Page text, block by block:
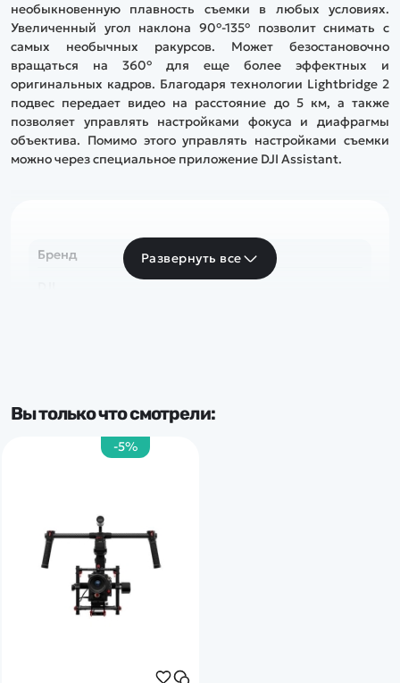
необыкновенную плавность съемки в любых условиях.
Увеличенный угол наклона 90°-135° позволит снимать с
самых необычных ракурсов. Может безостановочно
вращаться на 360° для еще более эффектных и
оригинальных кадров. Благодаря технологии Lightbridge 2
подвес передает видео на расстояние до 5 км, а также
позволяет управлять настройками фокуса и диафрагмы
объектива. Помимо этого управлять настройками съемки
можно через специальное приложение DJI Assistant.
Бренд
Развернуть все
Вы только что смотрели:
-5%